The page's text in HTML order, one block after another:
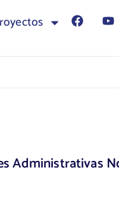
Administrativas